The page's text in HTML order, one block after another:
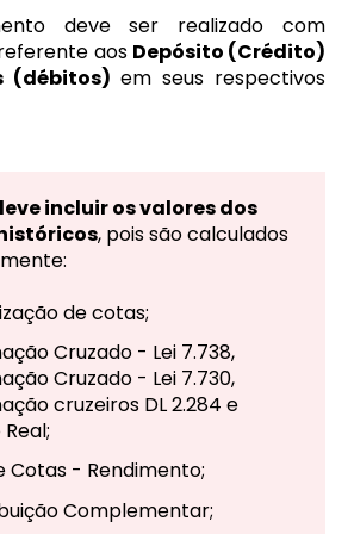
deve ser realizado com
aos Depósito (Crédito)
(débitos) em seus respectivos
incluir os valores dos
, pois são calculados
de cotas;
Cruzado - Lei 7.738,
Cruzado - Lei 7.730,
cruzeiros DL 2.284 e
Cotas - Rendimento;
Complementar;